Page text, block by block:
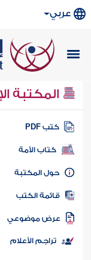
عربي
المكتبة
كتب PDF
كتاب الأمة
المكتبة
الكتب
موضوعي